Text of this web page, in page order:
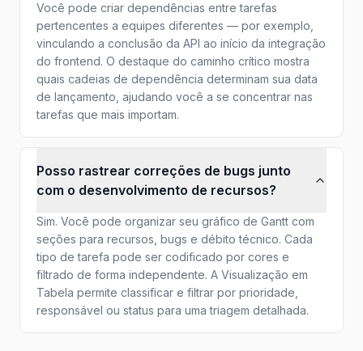
Você pode criar dependências entre tarefas
pertencentes a equipes diferentes — por exemplo,
vinculando a conclusão da API ao início da integração
do frontend. O destaque do caminho crítico mostra
quais cadeias de dependência determinam sua data
de lançamento, ajudando você a se concentrar nas
tarefas que mais importam.
Posso rastrear correções de bugs junto
com o desenvolvimento de recursos?
Sim. Você pode organizar seu gráfico de Gantt com
seções para recursos, bugs e débito técnico. Cada
tipo de tarefa pode ser codificado por cores e
filtrado de forma independente. A Visualização em
Tabela permite classificar e filtrar por prioridade,
responsável ou status para uma triagem detalhada.